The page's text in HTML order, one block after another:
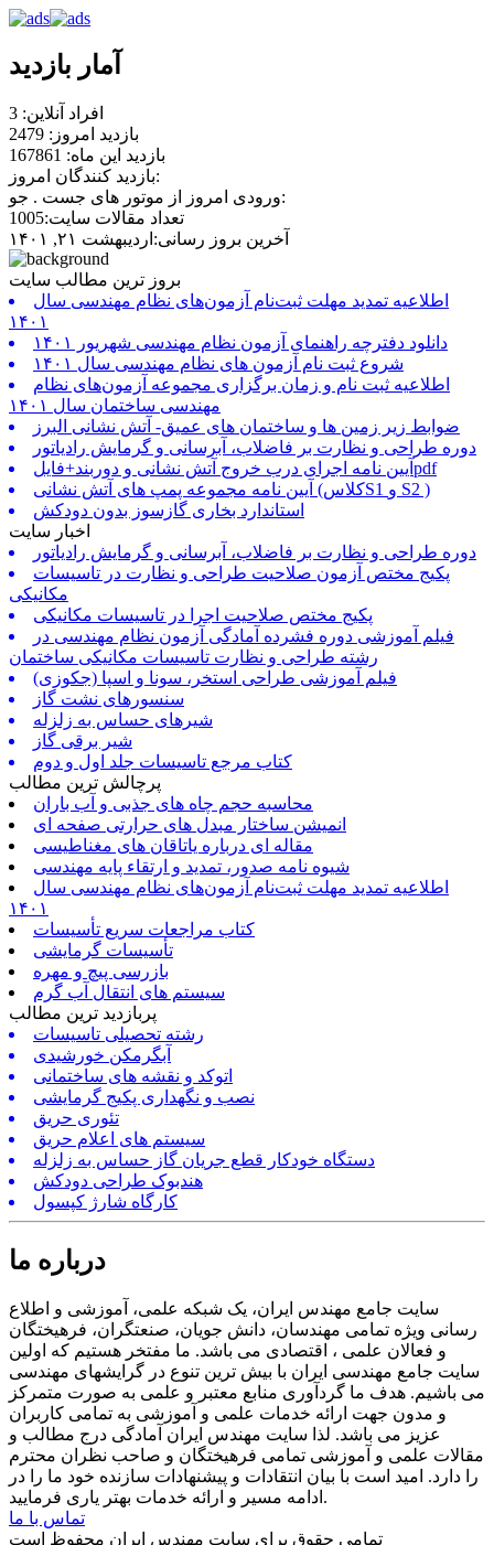
آمار بازدید
افراد آنلاین: 3
بازدید امروز: 2479
بازدید این ماه: 167861
بازدید کنندگان امروز:
ورودی امروز از موتور های جست . جو:
تعداد مقالات سایت:1005
آخرین بروز رسانی:اردیبهشت ۲۱, ۱۴۰۱
بروز ترین مطالب سایت
اطلاعیه تمدید مهلت ثبت‌نام آزمون‌های نظام مهندسی سال
۱۴۰۱
دانلود دفترچه راهنمای آزمون نظام مهندسی شهریور ۱۴۰۱
شروع ثبت نام آزمون های نظام مهندسی سال ۱۴۰۱
اطلاعیه ثبت نام و زمان برگزاری مجموعه آزمون‌های نظام
مهندسی ساختمان سال ۱۴۰۱
ضوابط زیر زمین ها و ساختمان های عمیق- آتش نشانی البرز
دوره طراحی و نظارت بر فاضلاب، آبرسانی و گرمایش رادیاتور
آیین نامه اجرای درب خروج آتش نشانی و دوربند+فایلpdf
آیین نامه مجموعه پمپ های آتش نشانی (کلاسS1 و S2 )
استاندارد بخاری گازسوز بدون دودکش
اخبار سایت
دوره طراحی و نظارت بر فاضلاب، آبرسانی و گرمایش رادیاتور
پکیج مختص آزمون صلاحیت طراحی و نظارت در تاسیسات
مکانیکی
پکیج مختص صلاحیت اجرا در تاسیسات مکانیکی
فیلم آموزشی دوره فشرده آمادگی آزمون نظام مهندسی در
رشته طراحی و نظارت تاسیسات مکانیکی ساختمان
فیلم آموزشی طراحی استخر، سونا و اسپا (جکوزی)
سنسورهای نشت گاز
شیرهای حساس به زلزله
شیر برقی گاز
کتاب مرجع تاسیسات جلد اول و دوم
پرچالش ترین مطالب
محاسبه حجم چاه های جذبی و آب باران
انمیشن ساختار مبدل های حرارتی صفحه ای
مقاله ای درباره یاتاقان های مغناطیسی
شیوه نامه صدور، تمدید و ارتقاء پایه مهندسی
اطلاعیه تمدید مهلت ثبت‌نام آزمون‌های نظام مهندسی سال
۱۴۰۱
کتاب مراجعات سریع تأسیسات
تأسیسات گرمایشی
بازرسی پیچ و مهره
سیستم های انتقال آب گرم
پربازدید ترین مطالب
رشته تحصیلی تاسیسات
آبگرمکن خورشیدی
اتوکد و نقشه های ساختمانی
نصب و نگهداری پکیج گرمایشی
تئوری حریق
سیستم های اعلام حریق
دستگاه خودکار قطع جریان گاز حساس به زلزله
هندبوک طراحی دودکش
کارگاه شارژ کپسول
درباره ما
سایت جامع مهندس ایران، یک شبکه علمی، آموزشی و اطلاع
رسانی ویژه تمامی مهندسان، دانش جویان، صنعتگران، فرهیختگان
و فعالان علمی ، اقتصادی می باشد. ما مفتخر هستیم که اولین
سایت جامع مهندسی ایران با بیش ترین تنوع در گرایشهای مهندسی
می باشیم. هدف ما گردآوری منابع معتبر و علمی به صورت متمرکز
و مدون جهت ارائه خدمات علمی و آموزشی به تمامی کاربران
عزیز می باشد. لذا سایت مهندس ایران آمادگی درج مطالب و
مقالات علمی و آموزشی تمامی فرهیختگان و صاحب نظران محترم
را دارد. امید است با بیان انتقادات و پیشنهادات سازنده خود ما را در
ادامه مسیر و ارائه خدمات بهتر یاری فرمایید.
تماس با ما
تمامی حقوق برای سایت مهندس ایران محفوظ است